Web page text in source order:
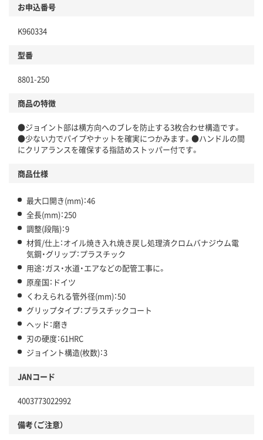
お申込番号
K960334
型番
8801-250
商品の特徴
●ジョイント部は横方向へのブレを防止する3枚合わせ構造です。
●少ない力でパイプやナットを確実につかみます。●ハンドルの間
にクリアランスを確保する指詰めストッパー付です。
商品仕様
最大口開き(mm)：46
全長(mm)：250
調整(段階)：9
材質/仕上：オイル焼き入れ焼き戻し処理済クロムバナジウム電
気鋼・グリップ：プラスチック
用途：ガス・水道・エアなどの配管工事に。
原産国：ドイツ
くわえられる管外径(mm)：50
グリップタイプ：プラスチックコート
ヘッド：磨き
刃の硬度：61HRC
ジョイント構造(枚数)：3
JANコード
4003773022992
備考（ご注意）